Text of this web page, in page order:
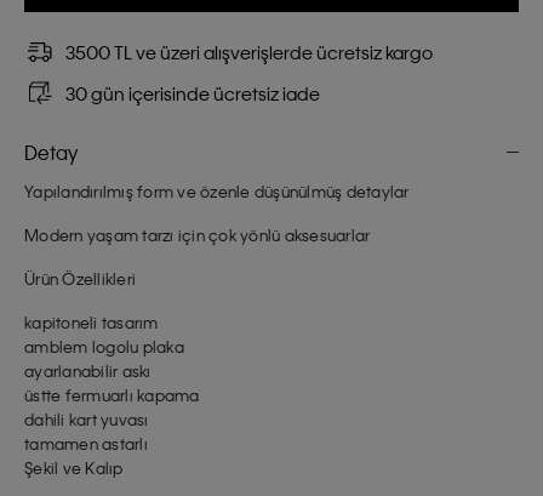
3500 TL ve üzeri alışverişlerde ücretsiz kargo
30 gün içerisinde ücretsiz iade
Detay
Yapılandırılmış form ve özenle düşünülmüş detaylar
Modern yaşam tarzı için çok yönlü aksesuarlar
Ürün Özellikleri
kapitoneli tasarım
amblem logolu plaka
ayarlanabilir askı
üstte fermuarlı kapama
dahili kart yuvası
tamamen astarlı
Şekil ve Kalıp